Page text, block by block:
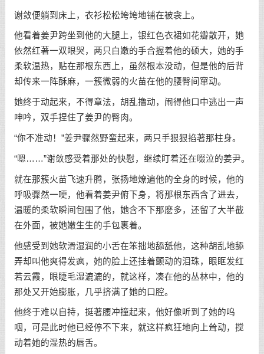
谢敛便躺到床上，衣衫松松垮垮地铺在被衾上。
他看着姜尹跨坐到他的大腿上，银红色衣裙如花瓣散开，她
依然红著一双眼哭，两只白嫩的手合握着他的硕大，她的手
柔软温热，贴在那根东西上，虽然根本没动，但是他的后背
却传来一阵酥麻，一簇微弱的火苗在他的腰臀间窜动。
她终于动起来，不得章法，胡乱撸动，闹得他口中逃出一声
呻吟，双手捏住了姜尹的臀肉。
“你不准动！”姜尹骤然野蛮起来，两只手狠狠掐著那柱身。
“嗯……”谢敛感受着那处的快慰，继续盯着还在啜泣的姜尹。
就在那簇火苗飞速升腾，张扬地燎遍他的全身的时候，他的
呼吸骤然一哽，他看着姜尹俯下身，将那根东西含了进去，
温暖的柔软瞬间包围了他，她含不下那麽多，还留了大半截
在外面，被她嫩生生的手包裹着。
他感受到她软滑湿润的小舌在笨拙地舔舐他，这种胡乱地舔
弄却叫他爽得发疯，她的脸上还挂着颤动的泪珠，眼眶发红
若云霞，眼睫毛湿漉漉的，就这样，凑在他的丛林中，他的
那处又开始膨胀，几乎挤满了她的口腔。
他终于难以自持，挺著腰冲撞起来，他好像听到了她的呜
咽，可是此时他已经停不下来，就这样疯狂地向上耸动，搅
动着她的湿热的唇舌。